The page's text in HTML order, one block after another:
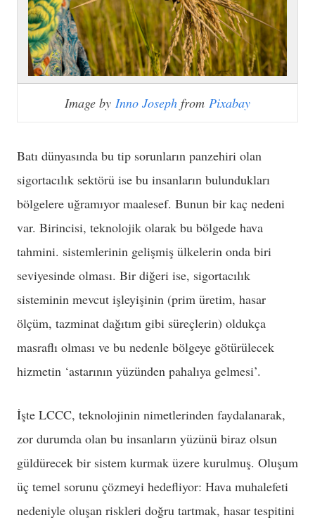
Image by Inno Joseph from Pixabay
Batı dünyasında bu tip sorunların panzehiri olan
sigortacılık sektörü ise bu insanların bulundukları
bölgelere uğramıyor maalesef. Bunun bir kaç nedeni
var. Birincisi, teknolojik olarak bu bölgede hava
tahmini. sistemlerinin gelişmiş ülkelerin onda biri
seviyesinde olması. Bir diğeri ise, sigortacılık
sisteminin mevcut işleyişinin (prim üretim, hasar
ölçüm, tazminat dağıtım gibi süreçlerin) oldukça
masraflı olması ve bu nedenle bölgeye götürülecek
hizmetin ‘astarının yüzünden pahalıya gelmesi’.
İşte LCCC, teknolojinin nimetlerinden faydalanarak,
zor durumda olan bu insanların yüzünü biraz olsun
güldürecek bir sistem kurmak üzere kurulmuş. Oluşum
üç temel sorunu çözmeyi hedefliyor: Hava muhalefeti
nedeniyle oluşan riskleri doğru tartmak, hasar tespitini